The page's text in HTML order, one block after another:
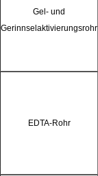
Gel- und
Gerinnselaktivierungsrohr
EDTA-Rohr